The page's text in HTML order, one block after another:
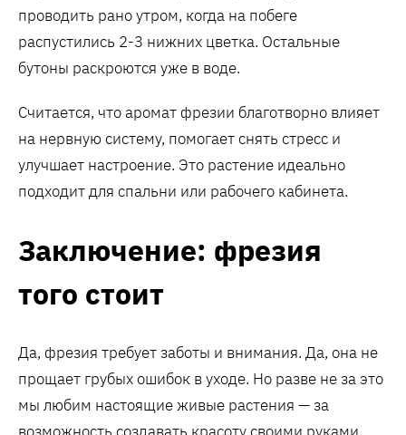
проводить рано утром, когда на побеге
распустились 2-3 нижних цветка. Остальные
бутоны раскроются уже в воде.
Считается, что аромат фрезии благотворно влияет
на нервную систему, помогает снять стресс и
улучшает настроение. Это растение идеально
подходит для спальни или рабочего кабинета.
Заключение: фрезия
того стоит
Да, фрезия требует заботы и внимания. Да, она не
прощает грубых ошибок в уходе. Но разве не за это
мы любим настоящие живые растения — за